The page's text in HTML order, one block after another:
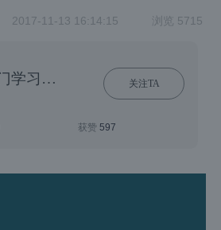
2017-11-13 16:14:15 浏览 5715
ajax入门学习视频 关注TA
获赞 597